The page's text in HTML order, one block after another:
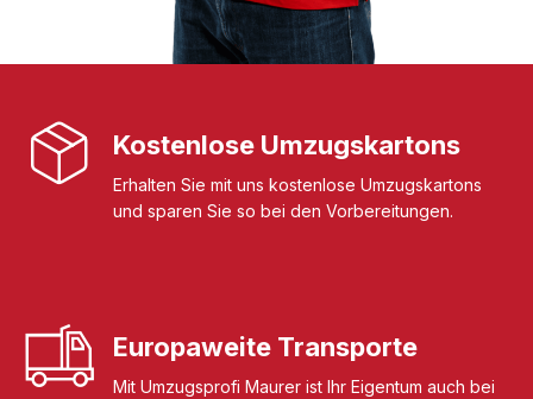
Kostenlose Umzugskartons
Erhalten Sie mit uns kostenlose Umzugskartons
und sparen Sie so bei den Vorbereitungen.
Europaweite Transporte
Mit Umzugsprofi Maurer ist Ihr Eigentum auch bei